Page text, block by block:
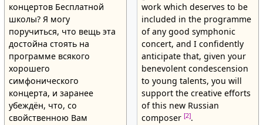
концертов Бесплатной
школы? Я могу
поручиться, что вещь эта
достойна стоять на
программе всякого
хорошего
симфонического
концерта, и заранее
убеждён, что, со
свойственною Вам
work which deserves to be
included in the programme
of any good symphonic
concert, and I confidently
anticipate that, given your
benevolent condescension
to young talents, you will
support the creative efforts
of this new Russian
composer [2].